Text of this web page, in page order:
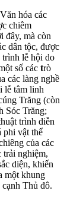
hóa các
chiêm
đây, mà còn
dân tộc, được
trình lễ hội do
số các trò
các làng nghề
lễ tâm linh
Trăng (còn
Sóc Trăng;
trình diễn
phi vật thể
của các
trải nghiệm,
diện, khiến
một khung
Thủ đô.